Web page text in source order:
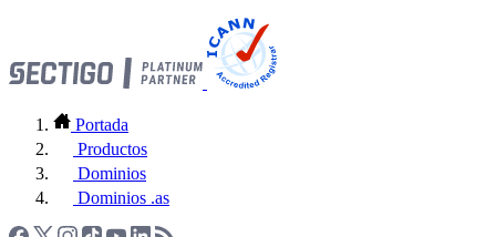
Portada
Productos
Dominios
Dominios .as